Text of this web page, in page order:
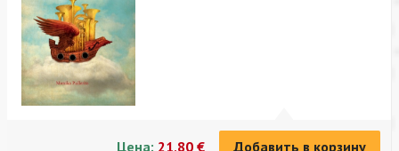
Цена: 21,80 € Добавить в корзину